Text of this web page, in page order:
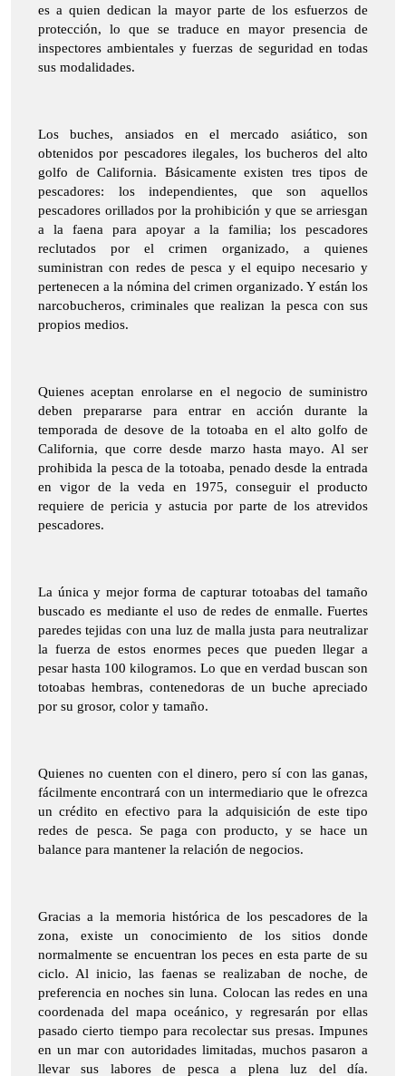
es a quien dedican la mayor parte de los esfuerzos de
protección, lo que se traduce en mayor presencia de
inspectores ambientales y fuerzas de seguridad en todas
sus modalidades.
Los buches, ansiados en el mercado asiático, son
obtenidos por pescadores ilegales, los bucheros del alto
golfo de California. Básicamente existen tres tipos de
pescadores: los independientes, que son aquellos
pescadores orillados por la prohibición y que se arriesgan
a la faena para apoyar a la familia; los pescadores
reclutados por el crimen organizado, a quienes
suministran con redes de pesca y el equipo necesario y
pertenecen a la nómina del crimen organizado. Y están los
narcobucheros, criminales que realizan la pesca con sus
propios medios.
Quienes aceptan enrolarse en el negocio de suministro
deben prepararse para entrar en acción durante la
temporada de desove de la totoaba en el alto golfo de
California, que corre desde marzo hasta mayo. Al ser
prohibida la pesca de la totoaba, penado desde la entrada
en vigor de la veda en 1975, conseguir el producto
requiere de pericia y astucia por parte de los atrevidos
pescadores.
La única y mejor forma de capturar totoabas del tamaño
buscado es mediante el uso de redes de enmalle. Fuertes
paredes tejidas con una luz de malla justa para neutralizar
la fuerza de estos enormes peces que pueden llegar a
pesar hasta 100 kilogramos. Lo que en verdad buscan son
totoabas hembras, contenedoras de un buche apreciado
por su grosor, color y tamaño.
Quienes no cuenten con el dinero, pero sí con las ganas,
fácilmente encontrará con un intermediario que le ofrezca
un crédito en efectivo para la adquisición de este tipo
redes de pesca. Se paga con producto, y se hace un
balance para mantener la relación de negocios.
Gracias a la memoria histórica de los pescadores de la
zona, existe un conocimiento de los sitios donde
normalmente se encuentran los peces en esta parte de su
ciclo. Al inicio, las faenas se realizaban de noche, de
preferencia en noches sin luna. Colocan las redes en una
coordenada del mapa oceánico, y regresarán por ellas
pasado cierto tiempo para recolectar sus presas. Impunes
en un mar con autoridades limitadas, muchos pasaron a
llevar sus labores de pesca a plena luz del día.